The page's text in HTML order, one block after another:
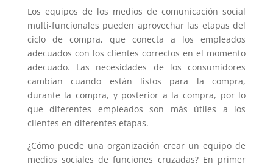
Los equipos de los medios de comunicación social
multi-funcionales pueden aprovechar las etapas del
ciclo de compra, que conecta a los empleados
adecuados con los clientes correctos en el momento
adecuado. Las necesidades de los consumidores
cambian cuando están listos para la compra,
durante la compra, y posterior a la compra, por lo
que diferentes empleados son más útiles a los
clientes en diferentes etapas.
¿Cómo puede una organización crear un equipo de
medios sociales de funciones cruzadas? En primer